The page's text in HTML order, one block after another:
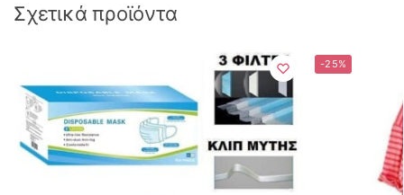
Σχετικά προϊόντα
-25%